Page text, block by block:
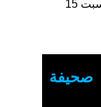
من الساعة 2 ظهرا ويوم السباق السبت 15
صحيفة